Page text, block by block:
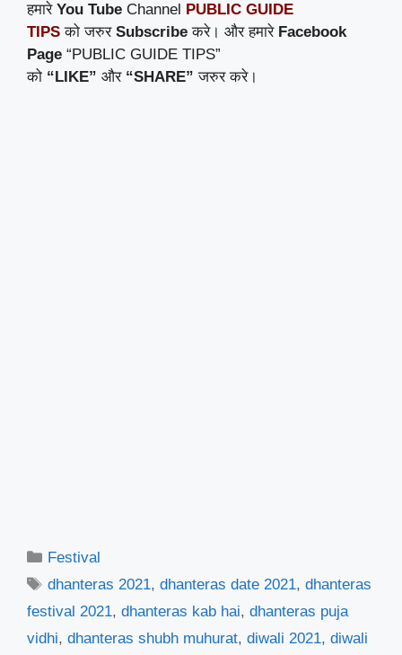
हमारे You Tube Channel PUBLIC GUIDE
TIPS को जरुर Subscribeकरे। और हमारे Facebook
Page “PUBLIC GUIDE TIPS”
को “LIKE” और “SHARE”जरुर करे।
Categories
Festival
Tags
dhanteras 2021,dhanteras date 2021,dhanteras
festival 2021, dhanteras kab hai, dhanteras puja
vidhi, dhanteras shubh muhurat, diwali 2021, diwali